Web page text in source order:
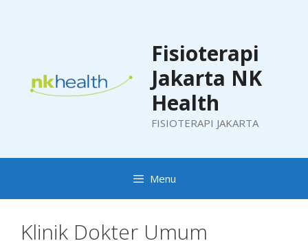
Fisioterapi
Jakarta NK
Health
FISIOTERAPI JAKARTA
Menu
Klinik Dokter Umum